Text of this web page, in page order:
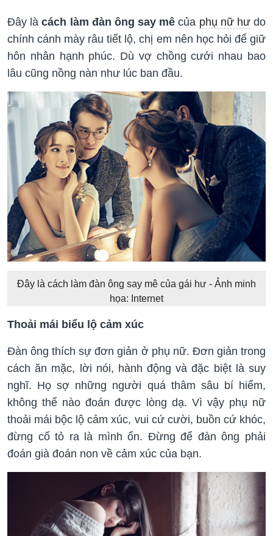
Đây làcách làm đàn ông say mê của phụ nữ hưdo
chính cánh mày râu tiết lộ, chị em nên học hỏi để giữ
hôn nhân hạnh phúc. Dù vợ chồng cưới nhau bao
lâu cũng nồng nàn như lúc ban đầu.
Đây là cách làm đàn ông say mê của gái hư - Ảnh minh
họa: Internet
Thoải mái biểu lộ cảm xúc
Đàn ông thích sự đơn giản ở phụ nữ. Đơn giản trong
cách ăn mặc, lời nói, hành động và đặc biệt là suy
nghĩ. Họ sợ những người quá thâm sâu bí hiểm,
không thể nào đoán được lòng dạ. Vì vậy phụ nữ
thoải mái bộc lộ cảm xúc, vui cứ cười, buồn cứ khóc,
đừng cố tỏ ra là mình ổn. Đừng để đàn ông phải
đoán già đoán non về cảm xúc của bạn.